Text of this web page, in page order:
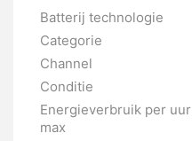
Batterij technologie
Categorie
Channel
Conditie
Energieverbruik per uur
max